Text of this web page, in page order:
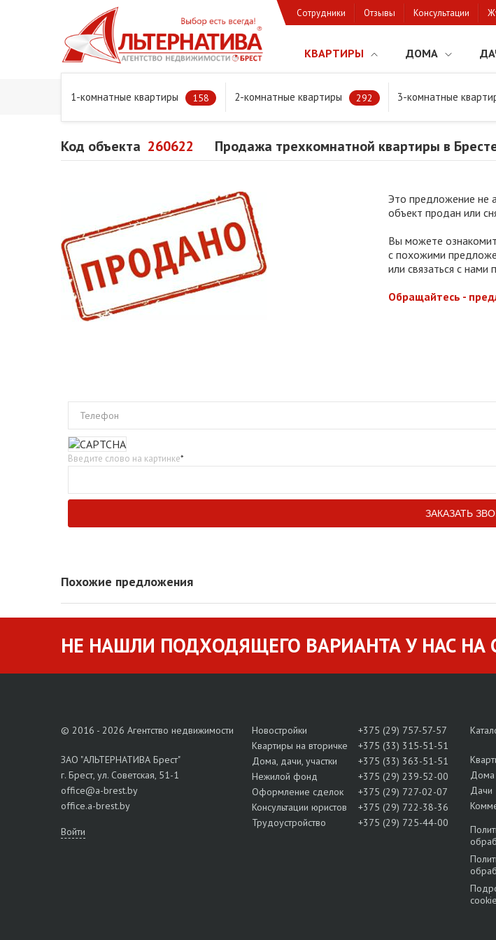
Сотрудники Отзывы Консультации
КВАРТИРЫ ДОМА
1-комнатные квартиры 158 2-комнатные квартиры 292 3-комнатные
Главная Предложения Квартиры Продажа трехкомнатной квартиры в Бресте, ул.
Код объекта 260622 Продажа трехкомнатной квартиры в
Это предложение не
объект продан или
Вы можете
с похожими
или связаться с нами
Обращайтесь -
Телефон
Введите слово на картинке*
Похожие предложения
НЕ НАШЛИ ПОДХОДЯЩЕГО ВАРИАНТА У НАС НА
© 2016 - 2026 Агентство недвижимости
ЗАО "АЛЬТЕРНАТИВА Брест"
г. Брест, ул. Советская, 51-1
office@a-brest.by
office.a-brest.by
Войти
Новостройки
+375 (29) 757-57-57
Квартиры на вторичке
+375 (33) 315-51-51
Дома, дачи, участки
+375 (33) 363-51-51
Нежилой фонд
+375 (29) 239-52-00
Оформление сделок
+375 (29) 727-02-07
Консультации юристов
+375 (29) 722-38-36
Трудоустройство
+375 (29) 725-44-00
Дома
Дачи
cookie